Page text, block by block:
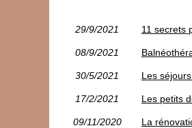
29/9/2021 11 secrets
08/9/2021
30/5/2021 Les
17/2/2021 Les petits
09/11/2020 La